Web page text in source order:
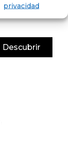
privacidad
Descubrir